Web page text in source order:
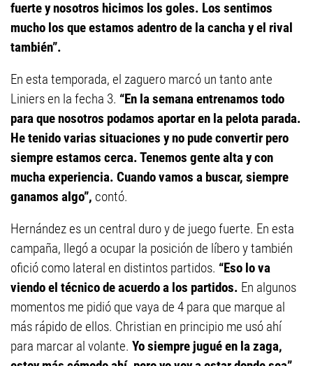
fuerte y nosotros hicimos los goles. Los sentimos
mucho los que estamos adentro de la cancha y el rival
también”.
En esta temporada, el zaguero marcó un tanto ante
Liniers en la fecha 3. “En la semana entrenamos todo
para que nosotros podamos aportar en la pelota parada.
He tenido varias situaciones y no pude convertir pero
siempre estamos cerca. Tenemos gente alta y con
mucha experiencia. Cuando vamos a buscar, siempre
ganamos algo”, contó.
Hernández es un central duro y de juego fuerte. En esta
campaña, llegó a ocupar la posición de líbero y también
ofició como lateral en distintos partidos. “Eso lo va
viendo el técnico de acuerdo a los partidos. En algunos
momentos me pidió que vaya de 4 para que marque al
más rápido de ellos. Christian en principio me usó ahí
para marcar al volante. Yo siempre jugué en la zaga,